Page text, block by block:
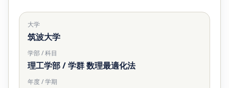
大学
筑波大学
学部 / 科目
理工学部 / 学群 数理最適化法
年度 / 学期